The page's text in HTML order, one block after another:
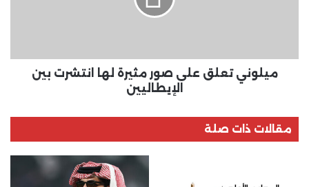
الإيطاليين
ميلوني تعلق على صور مثيرة لها انتشرت بين
الإيطاليين
مقالات ذات صلة